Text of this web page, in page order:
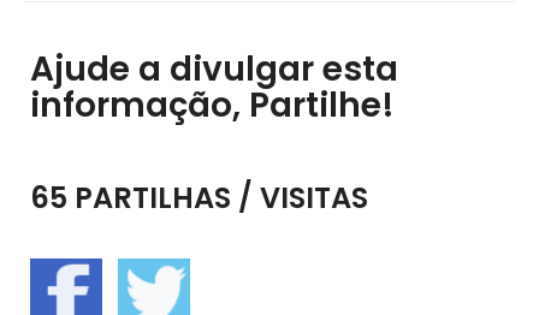
Ajude a divulgar esta
informação, Partilhe!
65 PARTILHAS / VISITAS